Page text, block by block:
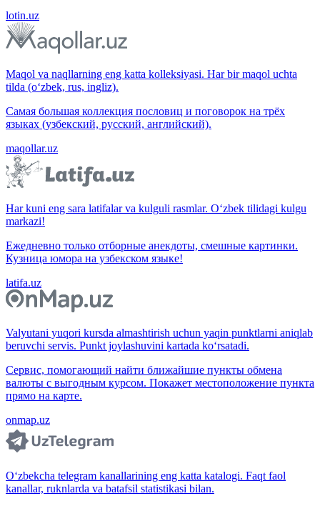
lotin.uz
Maqol va naqllarning eng katta kolleksiyasi. Har bir maqol uchta
tilda (o‘zbek, rus, ingliz).
Самая большая коллекция пословиц и поговорок на трёх
языках (узбекский, русский, английский).
maqollar.uz
Har kuni eng sara latifalar va kulguli rasmlar. O‘zbek tilidagi kulgu
markazi!
Ежедневно только отборные анекдоты, смешные картинки.
Кузница юмора на узбекском языке!
latifa.uz
Valyutani yuqori kursda almashtirish uchun yaqin punktlarni aniqlab
beruvchi servis. Punkt joylashuvini kartada ko‘rsatadi.
Сервис, помогающий найти ближайшие пункты обмена
валюты с выгодным курсом. Покажет местоположение пункта
прямо на карте.
onmap.uz
O‘zbekcha telegram kanallarining eng katta katalogi. Faqt faol
kanallar, ruknlarda va batafsil statistikasi bilan.